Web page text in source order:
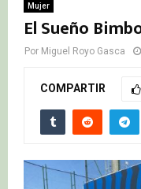
Mujer
El Sueño
Por Miguel Royo Gasca
COMPARTIR